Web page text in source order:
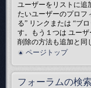
ユーザーをリストに追
たいユーザーのプロフ
る” リンクまたは “ブ
す。もう１つは ユーザ
削除の方法も追加と同
ページトップ
フォーラムの検索